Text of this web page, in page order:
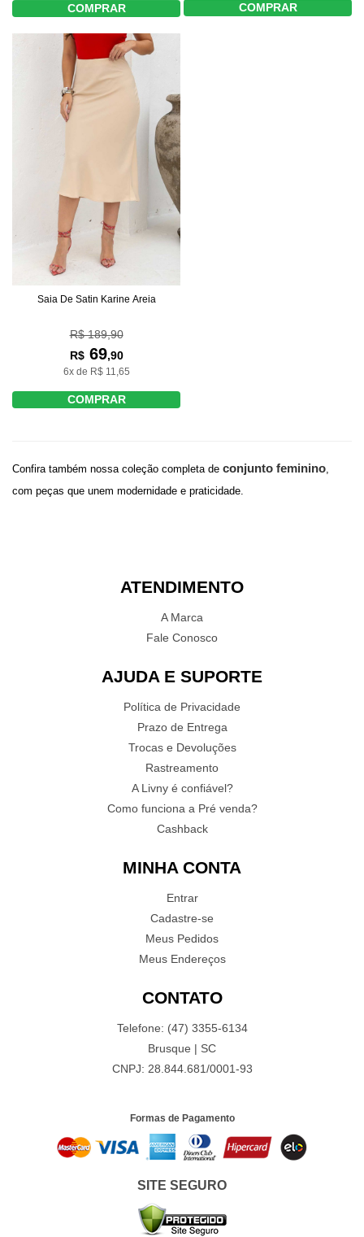
COMPRAR COMPRAR
Saia De Satin Karine Areia
R$ 189,90
R$69,90
6x de R$ 11,65
COMPRAR
Confira também nossa coleção completa de conjunto feminino,
com peças que unem modernidade e praticidade.
ATENDIMENTO
A Marca
Fale Conosco
AJUDA E SUPORTE
Política de Privacidade
Prazo de Entrega
Trocas e Devoluções
Rastreamento
A Livny é confiável?
Como funciona a Pré venda?
Cashback
MINHA CONTA
Entrar
Cadastre-se
Meus Pedidos
Meus Endereços
CONTATO
Telefone: (47) 3355-6134
Brusque | SC
CNPJ: 28.844.681/0001-93
Formas de Pagamento
SITE SEGURO